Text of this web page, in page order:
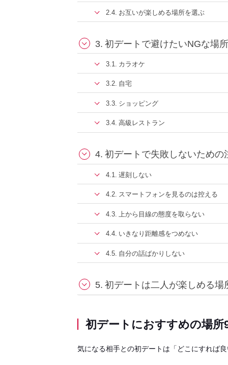
お互いが楽しめる場所を選ぶ
初デートで避けたいNGな場
カラオケ
自宅
ショッピング
高級レストラン
初デートで失敗しないための
遅刻しない
スマートフォンを見るのは控える
上から目線の態度を取らない
いきなり距離感をつめない
自分の話ばかりしない
初デートは二人が楽しめる場
初デートにおすすめの場所
気になる相手との初デートは「どこにすれば